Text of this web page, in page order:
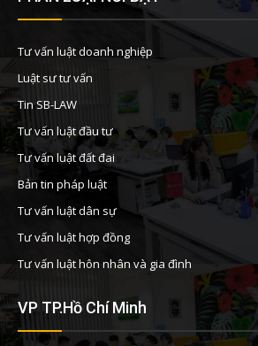
Tư vấn luật doanh nghiệp
Luật sư tư vấn
Tin SB-LAW
Tư vấn luật đầu tư
Tư vấn luật đất đai
Bản tin pháp luật
Tư vấn luật dân sự
Tư vấn luật hợp đồng
Tư vấn luật hôn nhân và gia đình
VP TP.Hồ Chí Minh